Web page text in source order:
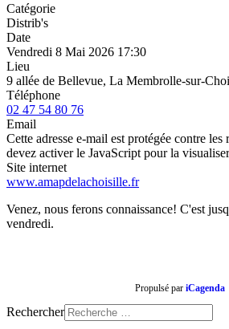
Catégorie
Distrib's
Date
Vendredi 8 Mai 2026 17:30
Lieu
9 allée de Bellevue, La Membrolle-sur-
Téléphone
02 47 54 80 76
Email
Cette adresse e-mail est protégée contre les
devez activer le JavaScript pour la
Site internet
www.amapdelachoisille.fr
Venez, nous ferons connaissance! C'est
vendredi.
Propulsé par iCagenda
Rechercher